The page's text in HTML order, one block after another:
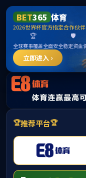
******
PA视讯(中
请输入验